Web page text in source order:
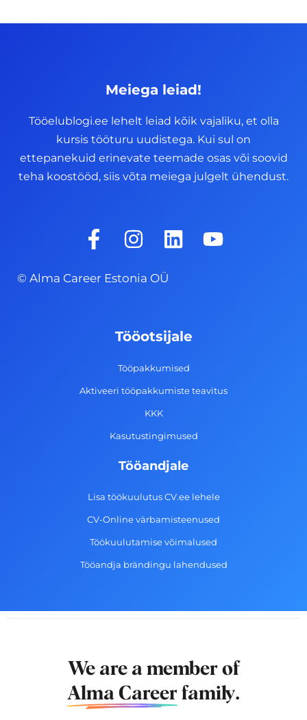
Meiega leiad!
Tööelublogi.ee lehelt leiad kõik vajaliku, et olla
kursis tööturu uudistega. Kui sul on
ettepanekuid erinevate teemade osas või soovid
teha koostööd, siis võta meiega julgelt ühendust.
F
a
e
-
I
n
s
t
g
a
m
L
i
d
n
Y
o
© Alma Career Estonia OÜ
Tööotsijale
Tööpakkumised
Aktiveeri tööpakkumiste teavitus
KKK
Kasutustingimused
Tööandjale
Lisa töökuulutus CV.ee lehele
CV-Online värbamisteenused
Töökuulutamise võimalused
Tööandja brändingu lahendused
We are a member of
Alma Career family.